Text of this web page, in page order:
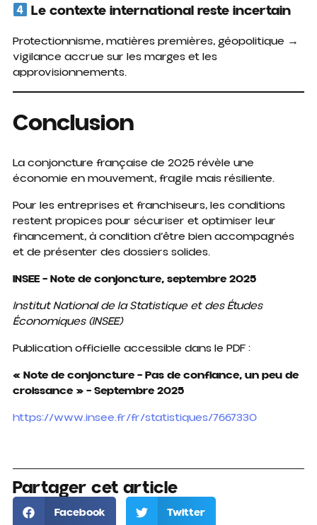
Le contexte international reste incertain
Protectionnisme, matières premières, géopolitique →
vigilance accrue sur les marges et les
approvisionnements.
Conclusion
La conjoncture française de 2025 révèle une
économie en mouvement, fragile mais résiliente.
Pour les entreprises et franchiseurs, les conditions
restent propices pour sécuriser et optimiser leur
financement, à condition d’être bien accompagnés
et de présenter des dossiers solides.
INSEE – Note de conjoncture, septembre 2025
Institut National de la Statistique et des Études
Économiques (INSEE)
Publication officielle accessible dans le PDF :
« Note de conjoncture – Pas de confiance, un peu de
croissance » – Septembre 2025
https://www.insee.fr/fr/statistiques/7667330
Partager cet article
Facebook Twitter